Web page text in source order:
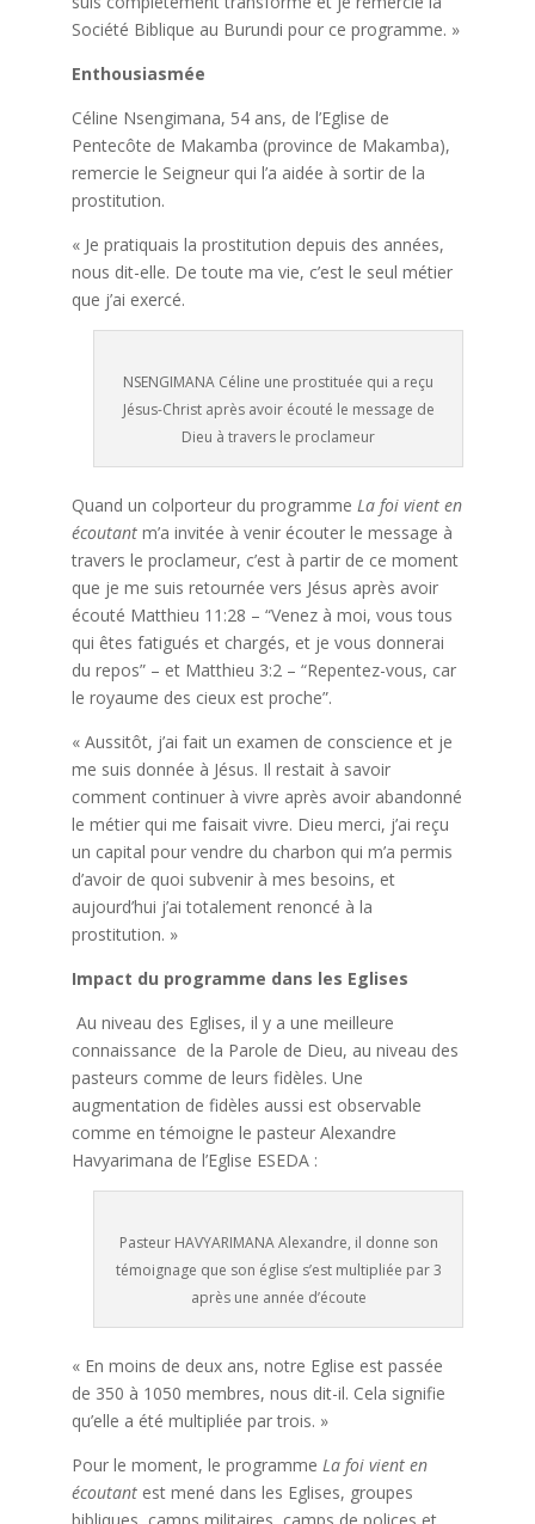
Société Biblique au Burundi pour ce programme. »
Enthousiasmée
Céline Nsengimana, 54 ans, de l’Eglise de
Pentecôte de Makamba (province de Makamba),
remercie le Seigneur qui l’a aidée à sortir de la
prostitution.
« Je pratiquais la prostitution depuis des années,
nous dit-elle. De toute ma vie, c’est le seul métier
que j’ai exercé.
NSENGIMANA Céline une prostituée qui a reçu
Jésus-Christ après avoir écouté le message de
Dieu à travers le proclameur
Quand un colporteur du programme La foi vient en
écoutantm’a invitée à venir écouter le message à
travers le proclameur, c’est à partir de ce moment
que je me suis retournée vers Jésus après avoir
écouté Matthieu 11:28 – “Venez à moi, vous tous
qui êtes fatigués et chargés, et je vous donnerai
du repos” – et Matthieu 3:2 – “Repentez-vous, car
le royaume des cieux est proche”.
« Aussitôt, j’ai fait un examen de conscience et je
me suis donnée à Jésus. Il restait à savoir
comment continuer à vivre après avoir abandonné
le métier qui me faisait vivre. Dieu merci, j’ai reçu
un capital pour vendre du charbon qui m’a permis
d’avoir de quoi subvenir à mes besoins, et
aujourd’hui j’ai totalement renoncé à la
prostitution. »
Impact du programme dans les Eglises
Au niveau des Eglises, il y a une meilleure
connaissance de la Parole de Dieu, au niveau des
pasteurs comme de leurs fidèles. Une
augmentation de fidèles aussi est observable
comme en témoigne le pasteur Alexandre
Havyarimana de l’Eglise ESEDA :
Pasteur HAVYARIMANA Alexandre, il donne son
témoignage que son église s’est multipliée par 3
après une année d’écoute
« En moins de deux ans, notre Eglise est passée
de 350 à 1050 membres, nous dit-il. Cela signifie
qu’elle a été multipliée par trois. »
Pour le moment, le programme La foi vient en
écoutantest mené dans les Eglises, groupes